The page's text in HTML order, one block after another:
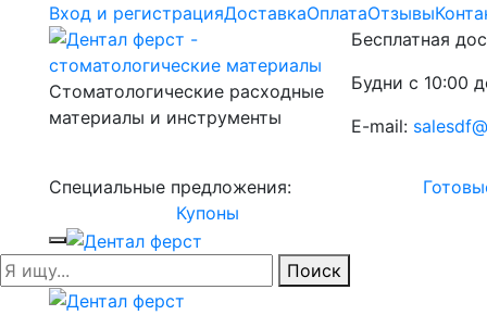
Вход и регистрацияДоставкаОплатаОтзывы
Стоматологические расходные
материалы и инструменты
Бесплатная
Будни с 10:00
E-mail:
Специальные предложения:
Купоны
Поиск